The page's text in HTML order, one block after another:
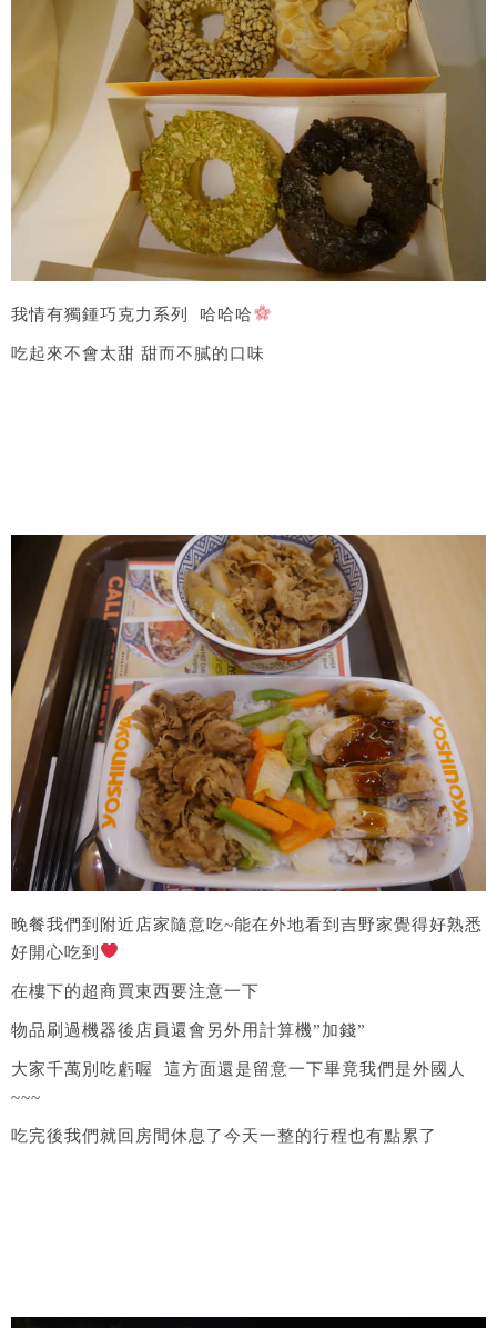
我情有獨鍾巧克力系列 哈哈哈​
吃起來不會太甜 甜而不膩的口味
​晚餐我們到附近店家隨意吃~能在外地看到吉野家覺得好熟悉
好開心吃到​
在樓下的超商買東西要注意一下
物品刷過機器後店員還會另外用計算機”加錢”
大家千萬別吃虧喔 這方面還是留意一下畢竟我們是外國人
~~~
吃完後我們就回房間休息了今天一整的行程也有點累了